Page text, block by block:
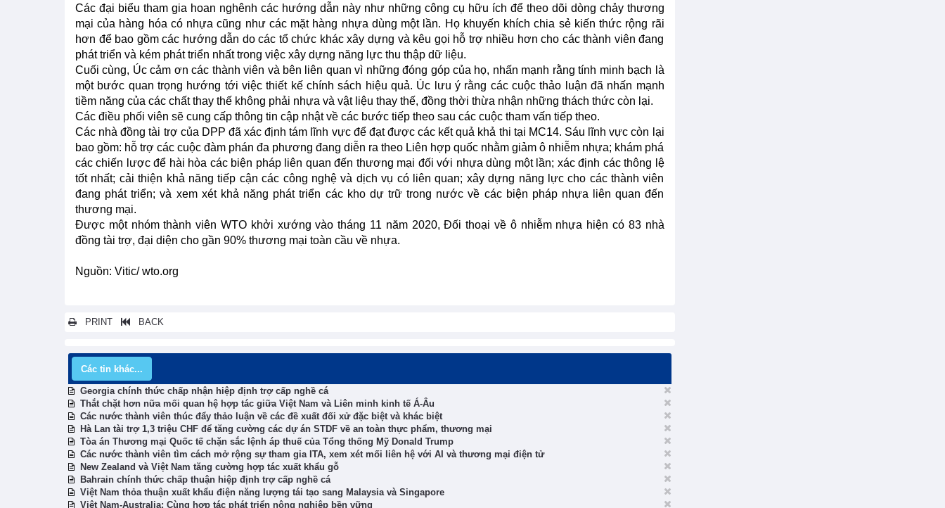
Các đại biểu tham gia hoan nghênh các hướng dẫn này như những công cụ hữu ích để theo dõi dòng chảy thương
mại của hàng hóa có nhựa cũng như các mặt hàng nhựa dùng một lần. Họ khuyến khích chia sẻ kiến thức rộng rãi
hơn để bao gồm các hướng dẫn do các tổ chức khác xây dựng và kêu gọi hỗ trợ nhiều hơn cho các thành viên đang
phát triển và kém phát triển nhất trong việc xây dựng năng lực thu thập dữ liệu.
Cuối cùng, Úc cảm ơn các thành viên và bên liên quan vì những đóng góp của họ, nhấn mạnh rằng tính minh bạch là
một bước quan trọng hướng tới việc thiết kế chính sách hiệu quả. Úc lưu ý rằng các cuộc thảo luận đã nhấn mạnh
tiềm năng của các chất thay thế không phải nhựa và vật liệu thay thế, đồng thời thừa nhận những thách thức còn lại.
Các điều phối viên sẽ cung cấp thông tin cập nhật về các bước tiếp theo sau các cuộc tham vấn tiếp theo.
Các nhà đồng tài trợ của DPP đã xác định tám lĩnh vực để đạt được các kết quả khả thi tại MC14. Sáu lĩnh vực còn lại
bao gồm: hỗ trợ các cuộc đàm phán đa phương đang diễn ra theo Liên hợp quốc nhằm giảm ô nhiễm nhựa; khám phá
các chiến lược để hài hòa các biện pháp liên quan đến thương mại đối với nhựa dùng một lần; xác định các thông lệ
tốt nhất; cải thiện khả năng tiếp cận các công nghệ và dịch vụ có liên quan; xây dựng năng lực cho các thành viên
đang phát triển; và xem xét khả năng phát triển các kho dự trữ trong nước về các biện pháp nhựa liên quan đến
thương mại.
Được một nhóm thành viên WTO khởi xướng vào tháng 11 năm 2020, Đối thoại về ô nhiễm nhựa hiện có 83 nhà
đồng tài trợ, đại diện cho gần 90% thương mại toàn cầu về nhựa.
Nguồn: Vitic/ wto.org
PRINT BACK
Các tin khác...
Georgia chính thức chấp nhận hiệp định trợ cấp nghề cá
Thắt chặt hơn nữa mối quan hệ hợp tác giữa Việt Nam và Liên minh kinh tế Á-Âu
Các nước thành viên thúc đẩy thảo luận về các đề xuất đối xử đặc biệt và khác biệt
Hà Lan tài trợ 1,3 triệu CHF để tăng cường các dự án STDF về an toàn thực phẩm, thương mại
Tòa án Thương mại Quốc tế chặn sắc lệnh áp thuế của Tổng thống Mỹ Donald Trump
Các nước thành viên tìm cách mở rộng sự tham gia ITA, xem xét mối liên hệ với AI và thương mại điện tử
New Zealand và Việt Nam tăng cường hợp tác xuất khẩu gỗ
Bahrain chính thức chấp thuận hiệp định trợ cấp nghề cá
Việt Nam thỏa thuận xuất khẩu điện năng lượng tái tạo sang Malaysia và Singapore
Việt Nam-Australia: Cùng hợp tác phát triển nông nghiệp bền vững